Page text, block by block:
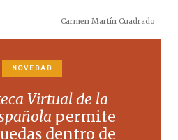
Carmen Martín Cuadrado
NOVEDAD
Virtual de la
permite
dentro de